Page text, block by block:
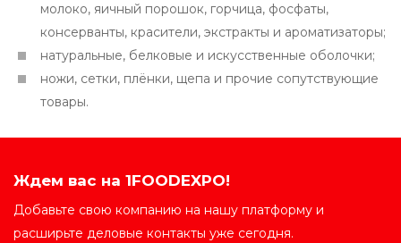
молоко, яичный порошок, горчица, фосфаты,
консерванты, красители, экстракты и ароматизаторы;
натуральные, белковые и искусственные оболочки;
ножи, сетки, плёнки, щепа и прочие сопутствующие
товары.
Ждем вас на 1FOODEXPO!
Добавьте свою компанию на нашу платформу и
расширьте деловые контакты уже сегодня.